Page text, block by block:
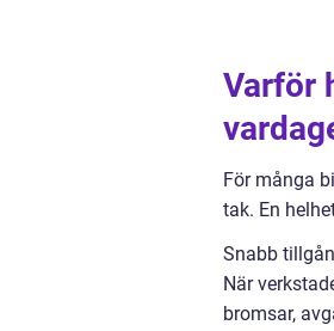
Varför
För många
tak. En
Snabb
När
bromsar,